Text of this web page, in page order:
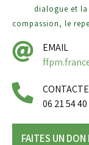
dialogue et
compassion, le
EMAIL
06 21 54 40
FAITES UN